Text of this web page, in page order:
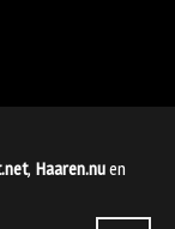
, Haaren.nuen